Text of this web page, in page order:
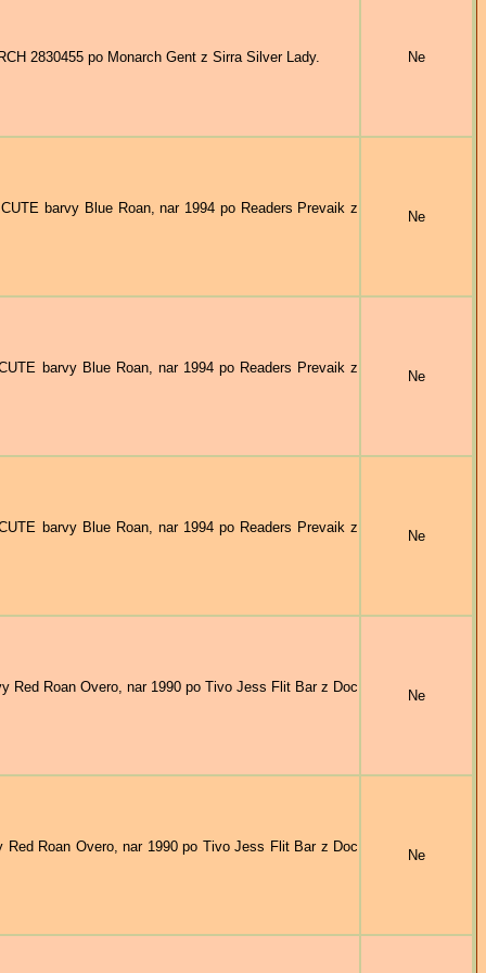
2830455 po Monarch Gent z Sirra Silver Lady. Ne
barvy Blue Roan, nar 1994 po Readers Prevaik z
Ne
barvy Blue Roan, nar 1994 po Readers Prevaik z
Ne
barvy Blue Roan, nar 1994 po Readers Prevaik z
Ne
Red Roan Overo, nar 1990 po Tivo Jess Flit Bar z Doc
Ne
Roan Overo, nar 1990 po Tivo Jess Flit Bar z Doc
Ne